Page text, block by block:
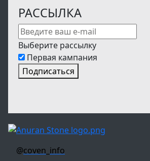
РАССЫЛКА
Выберите рассылку
Первая кампания
Подписаться
@coven_info